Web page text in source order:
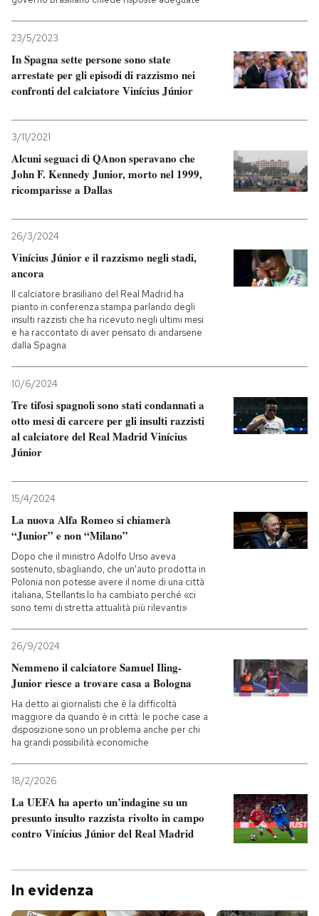
23/5/2023
In Spagna sette persone sono state
arrestate per gli episodi di razzismo nei
confronti del calciatore Vinícius Júnior
3/11/2021
Alcuni seguaci di QAnon speravano che
John F. Kennedy Junior, morto nel 1999,
ricomparisse a Dallas
26/3/2024
Vinícius Júnior e il razzismo negli stadi,
ancora
Il calciatore brasiliano del Real Madrid ha
pianto in conferenza stampa parlando degli
insulti razzisti che ha ricevuto negli ultimi mesi
e ha raccontato di aver pensato di andarsene
dalla Spagna
10/6/2024
Tre tifosi spagnoli sono stati condannati a
otto mesi di carcere per gli insulti razzisti
al calciatore del Real Madrid Vinícius
Júnior
15/4/2024
La nuova Alfa Romeo si chiamerà
“Junior” e non “Milano”
Dopo che il ministro Adolfo Urso aveva
sostenuto, sbagliando, che un'auto prodotta in
Polonia non potesse avere il nome di una città
italiana, Stellantis lo ha cambiato perché «ci
sono temi di stretta attualità più rilevanti»
26/9/2024
Nemmeno il calciatore Samuel Iling-
Junior riesce a trovare casa a Bologna
Ha detto ai giornalisti che è la difficoltà
maggiore da quando è in città: le poche case a
disposizione sono un problema anche per chi
ha grandi possibilità economiche
18/2/2026
La UEFA ha aperto un’indagine su un
presunto insulto razzista rivolto in campo
contro Vinícius Júnior del Real Madrid
In evidenza